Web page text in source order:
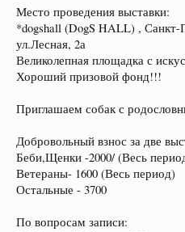
Место проведения выставки:
*dogshall (DogS HALL) ,
ул.Лесная, 2а
Великолепная площадка с
Хороший призовой фонд!!!
Приглашаем собак с
Добровольный взнос за две
Беби,Щенки -2000/ (Весь
Ветераны- 1600 (Весь период)
Остальные - 3700
По вопросам записи: